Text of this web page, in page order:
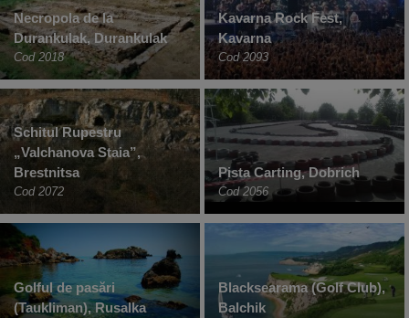
Necropola de la
Durankulak, Durankulak
Cod 2018
Kavarna Rock Fest,
Kavarna
Cod 2093
Schitul Rupestru
„Valchanova Staia”,
Brestnitsa
Cod 2072
Pista Carting, Dobrich
Cod 2056
Golful de pasări
(Taukliman), Rusalka
Blacksearama (Golf Club),
Balchik